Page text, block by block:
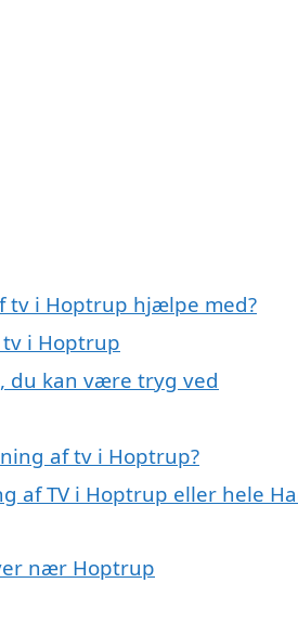
tv i Hoptrup hjælpe med?
i Hoptrup
du kan være tryg ved
af tv i Hoptrup?
af TV i Hoptrup eller hele
nær Hoptrup